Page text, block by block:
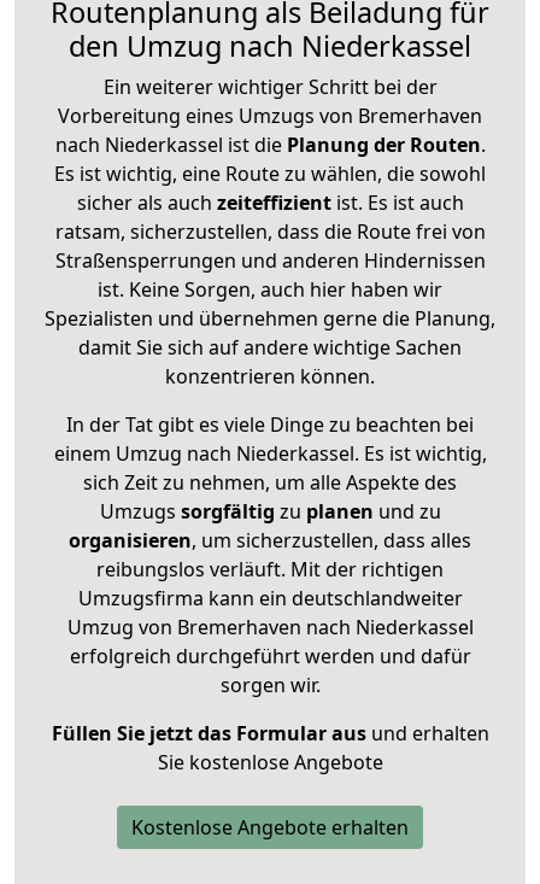
Routenplanung als Beiladung für
den Umzug nach Niederkassel
Ein weiterer wichtiger Schritt bei der
Vorbereitung eines Umzugs von Bremerhaven
nach Niederkassel ist diePlanung der Routen.
Es ist wichtig, eine Route zu wählen, die sowohl
sicher als auch zeiteffizientist. Es ist auch
ratsam, sicherzustellen, dass die Route frei von
Straßensperrungen und anderen Hindernissen
ist. Keine Sorgen, auch hier haben wir
Spezialisten und übernehmen gerne die Planung,
damit Sie sich auf andere wichtige Sachen
konzentrieren können.
In der Tat gibt es viele Dinge zu beachten bei
einem Umzug nach Niederkassel. Es ist wichtig,
sich Zeit zu nehmen, um alle Aspekte des
Umzugs sorgfältig zu planen und zu
organisieren, um sicherzustellen, dass alles
reibungslos verläuft. Mit der richtigen
Umzugsfirma kann ein deutschlandweiter
Umzug von Bremerhaven nach Niederkassel
erfolgreich durchgeführt werden und dafür
sorgen wir.
Füllen Sie jetzt das Formular ausund erhalten
Sie kostenlose Angebote
Kostenlose Angebote erhalten